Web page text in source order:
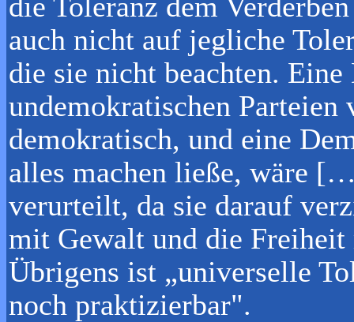
auch nicht auf jegliche
die sie nicht beachten.
undemokratischen
demokratisch, und eine
alles machen ließe, wäre
verurteilt, da sie darauf
mit Gewalt und die
Übrigens ist „universelle
noch praktizierbar".